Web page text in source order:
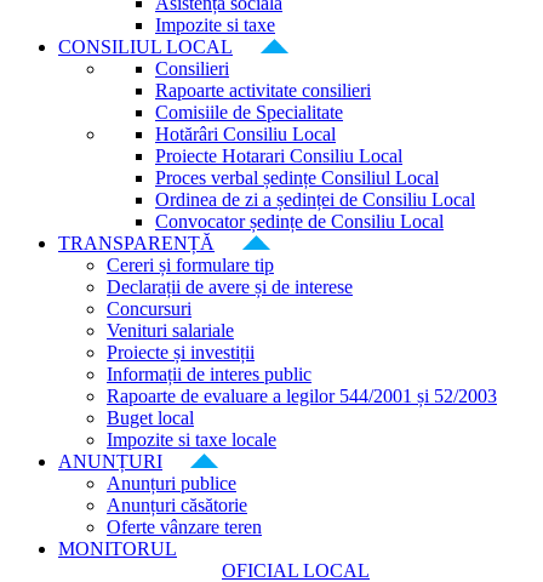
Impozite si taxe
CONSILIUL LOCAL
Consilieri
Rapoarte activitate consilieri
Comisiile de Specialitate
Hotărâri Consiliu Local
Proiecte Hotarari Consiliu Local
Proces verbal ședințe Consiliul Local
Ordinea de zi a ședinței de Consiliu Local
Convocator ședințe de Consiliu Local
TRANSPARENȚĂ
Cereri și formulare tip
Declarații de avere și de interese
Concursuri
Venituri salariale
Proiecte și investiții
Informații de interes public
Rapoarte de evaluare a legilor 544/2001 și 52/2003
Buget local
Impozite si taxe locale
ANUNȚURI
Anunțuri publice
Anunțuri căsătorie
Oferte vânzare teren
MONITORUL
OFICIAL LOCAL